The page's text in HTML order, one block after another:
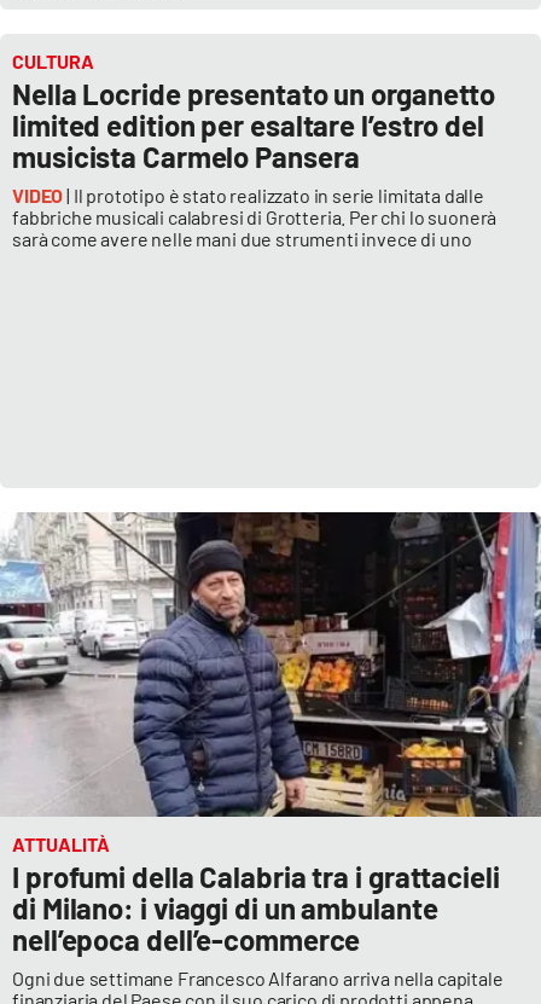
CULTURA
Nella Locride presentato un organetto
limited edition per esaltare l’estro del
musicista Carmelo Pansera
VIDEO| Il prototipo è stato realizzato in serie limitata dalle
fabbriche musicali calabresi di Grotteria. Per chi lo suonerà
sarà come avere nelle mani due strumenti invece di uno
ATTUALITÀ
I profumi della Calabria tra i grattacieli
di Milano: i viaggi di un ambulante
nell’epoca dell’e-commerce
Ogni due settimane Francesco Alfarano arriva nella capitale